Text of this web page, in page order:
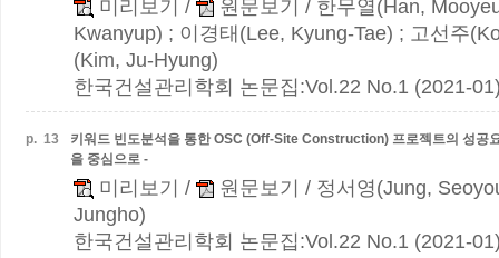
미리보기 / 원문보기
/ 한무열(Han,
Kwanyup) ; 이경태(Lee, Kyung-Tae) ; 고선주
(Kim, Ju-Hyung)
한국건설관리학회 논문집:Vol.22 No.1 (2021-
p. 13
키워드 빈도분석을 통한 OSC (Off-Site Construction) 프로젝트의 성공
을 중심으로 -
미리보기 / 원문보기
/ 정서영(Jung,
Jungho)
한국건설관리학회 논문집:Vol.22 No.1 (2021-